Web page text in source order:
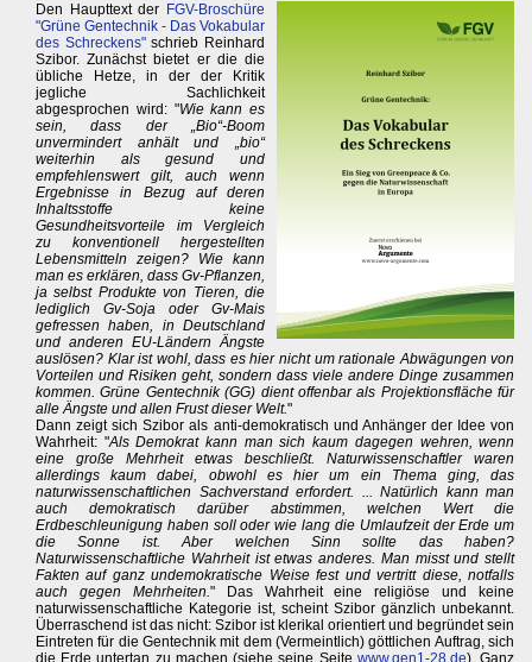
Den Haupttext der FGV-Broschüre
"Grüne Gentechnik - Das Vokabular
des Schreckens"schrieb Reinhard
Szibor. Zunächst bietet er die die
übliche Hetze, in der der Kritik
jegliche Sachlichkeit
abgesprochen wird: "Wie kann es
sein, dass der „Bio“-Boom
unvermindert anhält und „bio“
weiterhin als gesund und
empfehlenswert gilt, auch wenn
Ergebnisse in Bezug auf deren
Inhaltsstoffe keine
Gesundheitsvorteile im Vergleich
zu konventionell hergestellten
Lebensmitteln zeigen? Wie kann
man es erklären, dass Gv-Pflanzen,
ja selbst Produkte von Tieren, die
lediglich Gv-Soja oder Gv-Mais
gefressen haben, in Deutschland
und anderen EU-Ländern Ängste
auslösen? Klar ist wohl, dass es hier nicht um rationale Abwägungen von
Vorteilen und Risiken geht, sondern dass viele andere Dinge zusammen
kommen. Grüne Gentechnik (GG) dient offenbar als Projektionsfläche für
alle Ängste und allen Frust dieser Welt."
Dann zeigt sich Szibor als anti-demokratisch und Anhänger der Idee von
Wahrheit: "Als Demokrat kann man sich kaum dagegen wehren, wenn
eine große Mehrheit etwas beschließt. Naturwissenschaftler waren
allerdings kaum dabei, obwohl es hier um ein Thema ging, das
naturwissenschaftlichen Sachverstand erfordert. ... Natürlich kann man
auch demokratisch darüber abstimmen, welchen Wert die
Erdbeschleunigung haben soll oder wie lang die Umlaufzeit der Erde um
die Sonne ist. Aber welchen Sinn sollte das haben?
Naturwissenschaftliche Wahrheit ist etwas anderes. Man misst und stellt
Fakten auf ganz undemokratische Weise fest und vertritt diese, notfalls
auch gegen Mehrheiten." Das Wahrheit eine religiöse und keine
naturwissenschaftliche Kategorie ist, scheint Szibor gänzlich unbekannt.
Überraschend ist das nicht: Szibor ist klerikal orientiert und begründet sein
Eintreten für die Gentechnik mit dem (Vermeintlich) göttlichen Auftrag, sich
die Erde untertan zu machen (siehe seine Seite www.gen1-28.de). Ganz